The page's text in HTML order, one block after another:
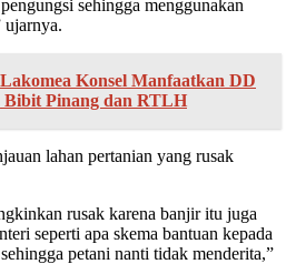
sehingga menggunakan
ujarnya.
Lakomea Konsel Manfaatkan DD
Pinang dan RTLH
lahan pertanian yang rusak
rusak karena banjir itu juga
seperti apa skema bantuan kepada
petani nanti tidak menderita,”